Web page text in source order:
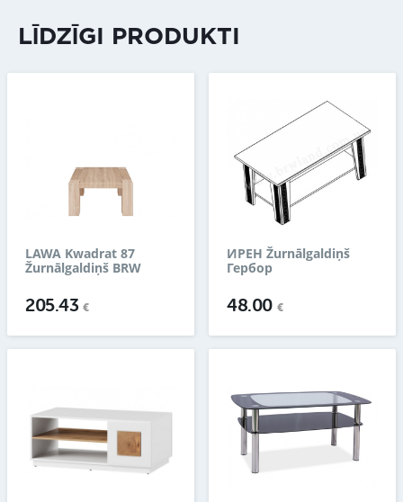
LĪDZĪGI PRODUKTI
LAWA Kwadrat 87
Žurnālgaldiņš BRW
205.43€
ИРЕН Žurnālgaldiņš
Гербор
48.00 €